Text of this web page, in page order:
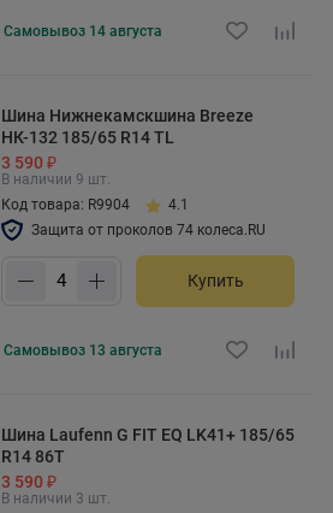
Самовывоз 14 августа
Шина Нижнекамскшина Breeze
НК-132 185/65 R14 TL
3 590 ₽
В наличии 9 шт.
Код товара: R9904
4.1
Защита от проколов 74 колеса.RU
Купить
Самовывоз 13 августа
Шина Laufenn G FIT EQ LK41+ 185/65
R14 86T
3 590 ₽
В наличии 3 шт.